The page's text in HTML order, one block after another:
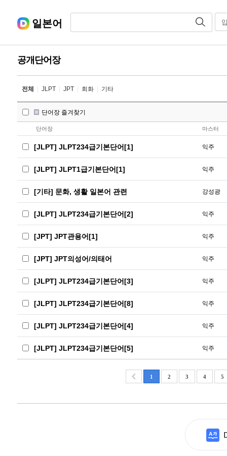
일본어
공개단어장
전체 JLPT JPT 회화 기타
단어장 즐겨찾기
단어장 마스터
[JLPT] JLPT234급기본단어[1] 익주
[JLPT] JLPT1급기본단어[1] 익주
[기타] 문화, 생활 일본어 관련 강성광
[JLPT] JLPT234급기본단어[2] 익주
[JPT] JPT관용어[1] 익주
[JPT] JPT의성어/의태어 익주
[JLPT] JLPT234급기본단어[3] 익주
[JLPT] JLPT234급기본단어[8] 익주
[JLPT] JLPT234급기본단어[4] 익주
[JLPT] JLPT234급기본단어[5] 익주
1 2 3 4 5